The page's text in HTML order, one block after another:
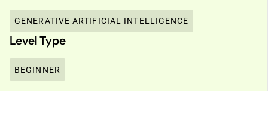
GENERATIVE ARTIFICIAL INTELLIGENCE
Level Type
BEGINNER